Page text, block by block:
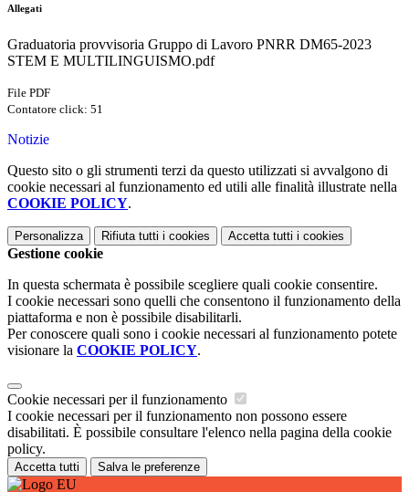
Allegati
Graduatoria provvisoria Gruppo di Lavoro PNRR DM65-2023
STEM E MULTILINGUISMO.pdf
File PDF
Contatore click: 51
Notizie
Questo sito o gli strumenti terzi da questo utilizzati si avvalgono di
cookie necessari al funzionamento ed utili alle finalità illustrate nella
COOKIE POLICY.
Personalizza Rifiuta tutti i cookies Accetta tutti i cookies
Gestione cookie
In questa schermata è possibile scegliere quali cookie consentire.
I cookie necessari sono quelli che consentono il funzionamento della
piattaforma e non è possibile disabilitarli.
Per conoscere quali sono i cookie necessari al funzionamento potete
visionare la COOKIE POLICY.
Cookie necessari per il funzionamento
I cookie necessari per il funzionamento non possono essere
disabilitati. È possibile consultare l'elenco nella pagina della cookie
policy.
Accetta tutti Salva le preferenze